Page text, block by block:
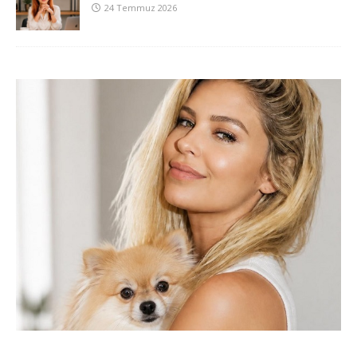
24 Temmuz 2026